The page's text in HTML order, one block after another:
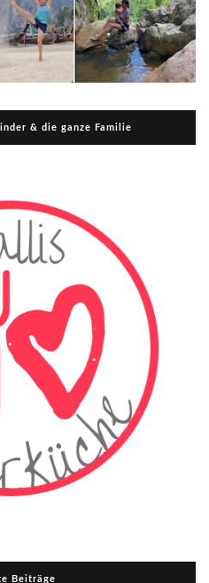
& die ganze Familie
Beiträge